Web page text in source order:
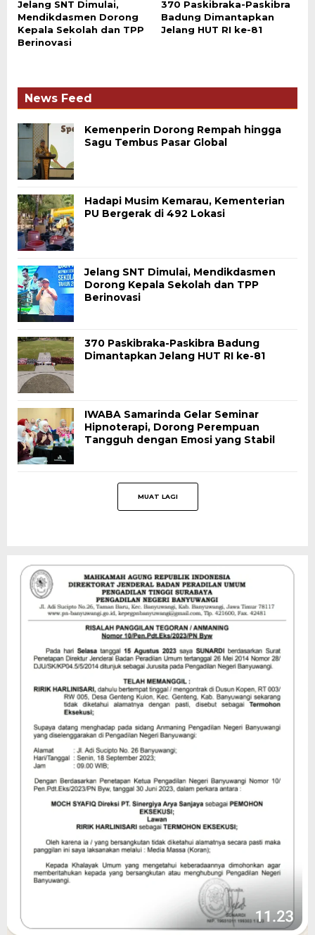
Jelang SNT Dimulai,
Mendikdasmen Dorong
Kepala Sekolah dan TPP
Berinovasi
370 Paskibraka-Paskibra
Badung Dimantapkan
Jelang HUT RI ke-81
News Feed
Kemenperin Dorong Rempah hingga
Sagu Tembus Pasar Global
Hadapi Musim Kemarau, Kementerian
PU Bergerak di 492 Lokasi
Jelang SNT Dimulai, Mendikdasmen
Dorong Kepala Sekolah dan TPP
Berinovasi
370 Paskibraka-Paskibra Badung
Dimantapkan Jelang HUT RI ke-81
IWABA Samarinda Gelar Seminar
Hipnoterapi, Dorong Perempuan
Tangguh dengan Emosi yang Stabil